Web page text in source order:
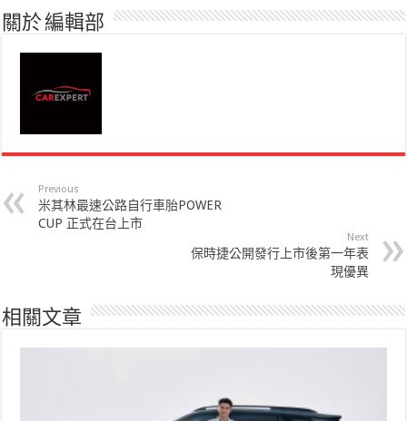
關於 編輯部
Previous
米其林最速公路自行車胎POWER
CUP 正式在台上市
Next
保時捷公開發行上市後第一年表
現優異
相關文章